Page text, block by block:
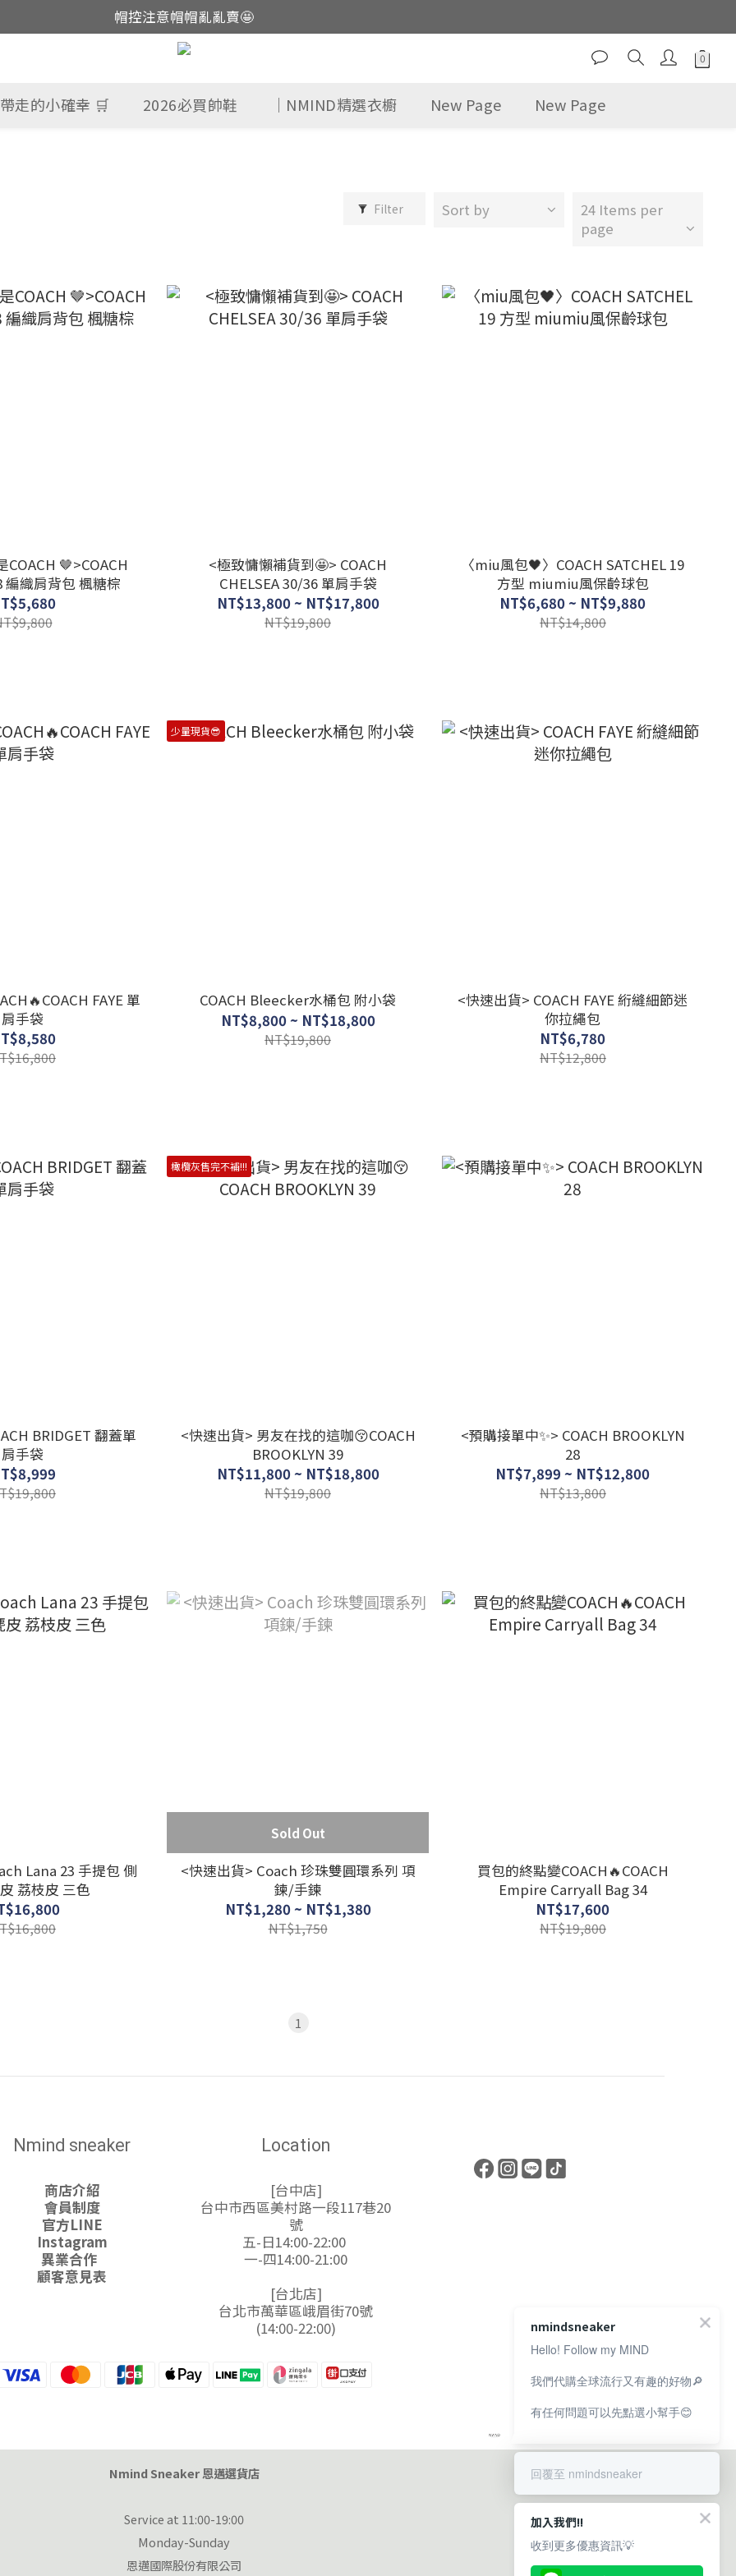
這裡現貨不用等👟
帽控注意帽帽亂亂賣🤩
這裡現貨不用等👟
走的小確幸 🛒 2026必買帥鞋 ｜NMIND精選衣櫥 New Page New Page
Filter Sort by
24 Items per
page
🤎>COACH
織肩背包 楓糖棕
<極致慵懶補貨到🤩> COACH
CHELSEA 30/36 單肩手袋
NT$13,800 ~ NT$17,800
NT$19,800
〈miu風包🖤〉COACH SATCHEL 19
方型 miumiu風保齡球包
NT$6,680 ~ NT$9,880
NT$14,800
FAYE 單
肩手袋
少量現貨😎
COACH Bleecker水桶包 附小袋
NT$8,800 ~ NT$18,800
NT$19,800
<快速出貨> COACH FAYE 絎縫細節迷
你拉繩包
NT$6,780
NT$12,800
BRIDGET 翻蓋單
肩手袋
橄欖灰售完不補!!!
<快速出貨> 男友在找的這咖😚COACH
BROOKLYN 39
NT$11,800 ~ NT$18,800
NT$19,800
<預購接單中✨> COACH BROOKLYN
28
NT$7,899 ~ NT$12,800
NT$13,800
Lana 23 手提包 側
荔枝皮 三色
Sold Out
<快速出貨> Coach 珍珠雙圓環系列 項
鍊/手鍊
NT$1,280 ~ NT$1,380
NT$1,750
買包的終點變COACH🔥COACH
Empire Carryall Bag 34
NT$17,600
NT$19,800
1
Nmind sneaker
商店介紹
會員制度
官方LINE
Instagram
異業合作
顧客意見表
Location
[台中店]
台中市西區美村路一段117巷20
號
五-日14:00-22:00
一-四14:00-21:00
[台北店]
台北市萬華區峨眉街70號
(14:00-22:00)
Nmind Sneaker 恩邁選貨店
Service at 11:00-19:00
Monday-Sunday
恩邁國際股份有限公司
nmindsneaker
Hello! Follow my MIND
我們代購全球流行又有趣的好物🔎
有任何問題可以先點選小幫手😊
回覆至 nmindsneaker
加入我們!!
收到更多優惠資訊💡